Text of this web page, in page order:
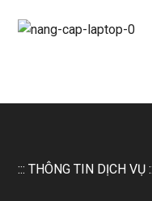
::: THÔNG TIN DỊCH VỤ